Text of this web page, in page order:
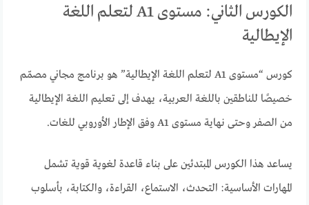
الكورس الثاني: مستوى A1 لتعلم اللغة
الإيطالية
كورس “مستوى A1 لتعلم اللغة الإيطالية” هو برنامج مجاني مصمّم
خصيصًا للناطقين باللغة العربية، يهدف إلى تعليم اللغة الإيطالية
من الصفر وحتى نهاية مستوى A1 وفق الإطار الأوروبي للغات.
يساعد هذا الكورس المبتدئين على بناء قاعدة لغوية قوية تشمل
المهارات الأساسية: التحدث، الاستماع، القراءة، والكتابة، بأسلوب